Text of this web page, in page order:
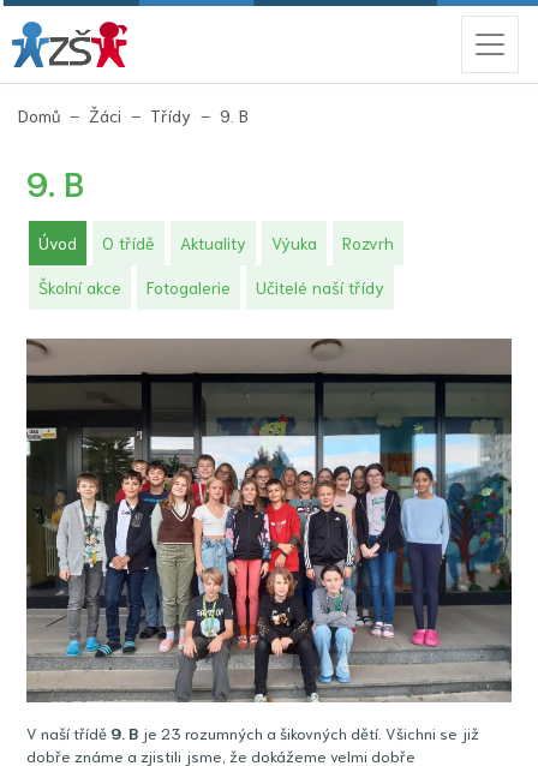
Domů Žáci Třídy 9. B
9. B
Úvod (aktuální)
O třídě Aktuality Výuka Rozvrh
Školní akce Fotogalerie Učitelé naší třídy
V naší třídě 9 . B je 23 rozumných a šikovných dětí. Všichni se již
dobře známe a zjistili jsme, že dokážeme velmi dobře